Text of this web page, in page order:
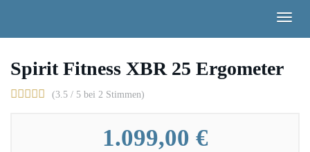
main
Spirit Fitness XBR 25 Ergometer
(3.5 / 5 bei 2 Stimmen)
1.099,00 €